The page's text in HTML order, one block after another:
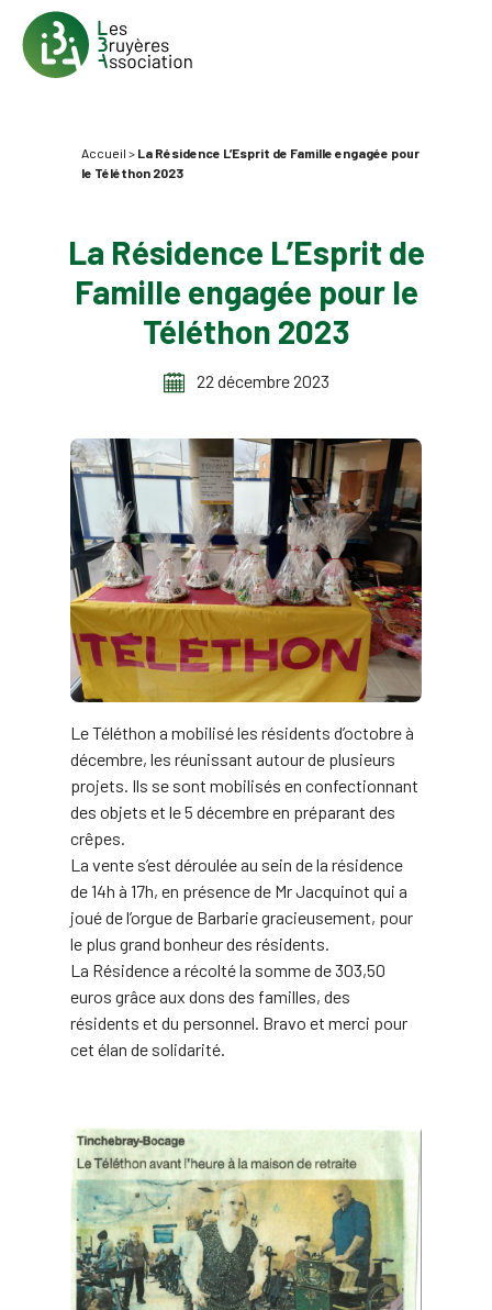
Accueil > La Résidence L’Esprit de Famille engagée pour
le Téléthon 2023
La Résidence L’Esprit de
Famille engagée pour le
Téléthon 2023
22 décembre 2023
Le Téléthon a mobilisé les résidents d’octobre à
décembre, les réunissant autour de plusieurs
projets. Ils se sont mobilisés en confectionnant
des objets et le 5 décembre en préparant des
crêpes.
La vente s’est déroulée au sein de la résidence
de 14h à 17h, en présence de Mr Jacquinot qui a
joué de l’orgue de Barbarie gracieusement, pour
le plus grand bonheur des résidents.
La Résidence a récolté la somme de 303,50
euros grâce aux dons des familles, des
résidents et du personnel. Bravo et merci pour
cet élan de solidarité.